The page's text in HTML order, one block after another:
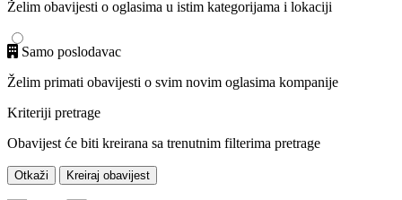
Želim obavijesti o oglasima u istim kategorijama i lokaciji
Samo poslodavac
Želim primati obavijesti o svim novim oglasima kompanije
Kriteriji pretrage
Obavijest će biti kreirana sa trenutnim filterima pretrage
Otkaži Kreiraj obavijest